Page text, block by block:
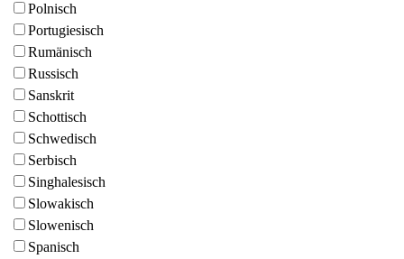
Polnisch
Portugiesisch
Rumänisch
Russisch
Sanskrit
Schottisch
Schwedisch
Serbisch
Singhalesisch
Slowakisch
Slowenisch
Spanisch